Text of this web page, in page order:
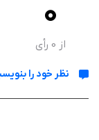
راست هدایت می‌کنید و
ادامه دهید. هرچه
آزاد کنید که هر کدام
0
از 0 رأی
نظر خود را